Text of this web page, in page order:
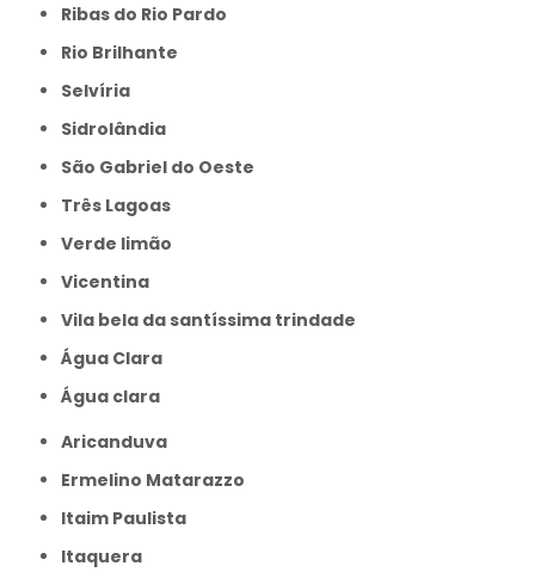
Ribas do Rio Pardo
Rio Brilhante
Selvíria
Sidrolândia
São Gabriel do Oeste
Três Lagoas
Verde limão
Vicentina
Vila bela da santíssima trindade
Água Clara
Água clara
Aricanduva
Ermelino Matarazzo
Itaim Paulista
Itaquera